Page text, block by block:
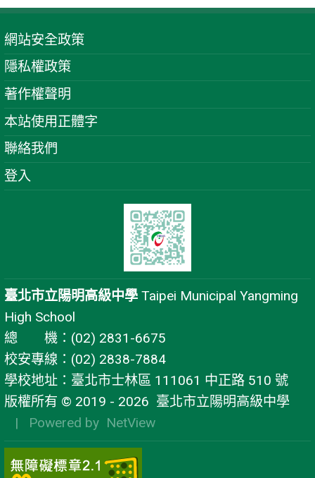
網站安全政策
隱私權政策
著作權聲明
本站使用正體字
聯絡我們
登入
臺北市立陽明高級中學 Taipei Municipal Yangming
High School
總 機：(02) 2831-6675
校安專線：(02) 2838-7884
學校地址：臺北市士林區 111061 中正路 510 號
版權所有 © 2019 - 2026 臺北市立陽明高級中學
| Powered by NetView